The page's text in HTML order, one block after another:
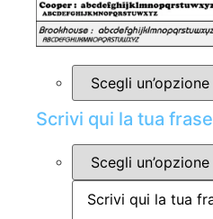
Scrivi qui la tua frase